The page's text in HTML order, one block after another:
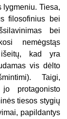
lygmeniu. Tiesa,
filosofinius bei
bei
nemėgstąs
kad yra
vis dėlto
Taigi,
protagonisto
tiesos stygių
papildantys